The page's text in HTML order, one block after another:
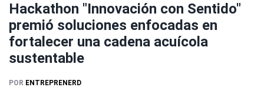
Hackathon "Innovación con Sentido"
premió soluciones enfocadas en
fortalecer una cadena acuícola
sustentable
POR ENTREPRENERD